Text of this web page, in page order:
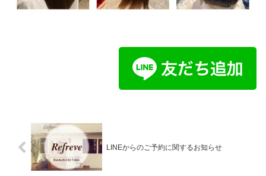
LINEからのご予約に関するお知らせ